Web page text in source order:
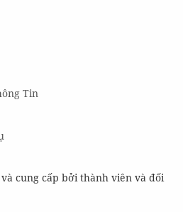
Tin
cung cấp bởi thành viên và đối